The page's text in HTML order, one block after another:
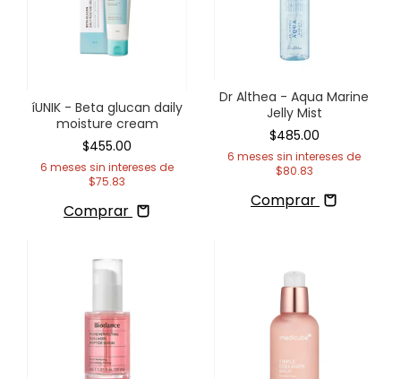
íUNIK - Beta glucan daily
moisture cream
$455.00
6 meses sin intereses de
$75.83
Comprar
Dr Althea - Aqua Marine
Jelly Mist
$485.00
6 meses sin intereses de
$80.83
Comprar